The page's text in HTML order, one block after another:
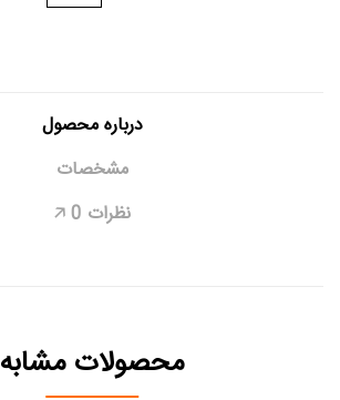
درباره محصول
مشخصات
نظرات 0
🡥
محصولات مشابه